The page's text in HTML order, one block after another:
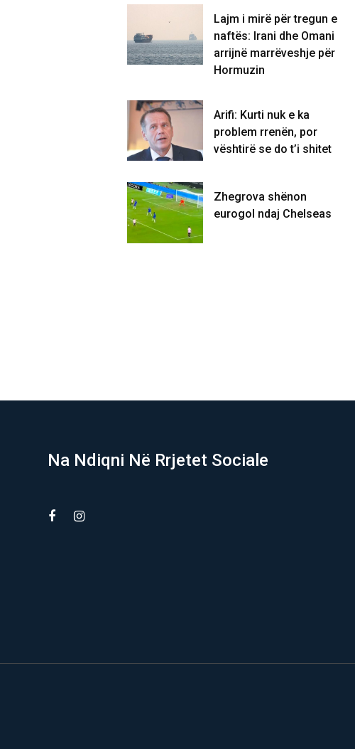
Lajm i mirë për tregun e
naftës: Irani dhe Omani
arrijnë marrëveshje për
Hormuzin
Arifi: Kurti nuk e ka
problem rrenën, por
vështirë se do t’i shitet
Zhegrova shënon
eurogol ndaj Chelseas
Na Ndiqni Në Rrjetet Sociale